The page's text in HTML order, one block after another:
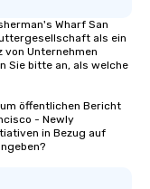
Wharf San
als ein
von Unternehmen
Sie bitte an, als welche
öffentlichen Bericht
- Newly
in Bezug auf